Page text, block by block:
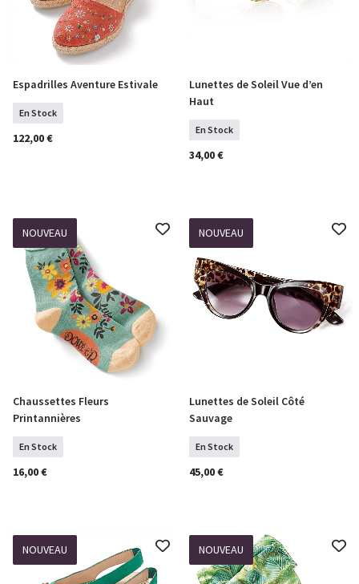
Sélectionner Tailles
Espadrilles Aventure Estivale
En Stock
122,00 €
COMMANDER
Lunettes de Soleil Vue d’en
Haut
En Stock
34,00 €
NOUVEAU
COMMANDER
Chaussettes Fleurs
Printannières
En Stock
16,00 €
NOUVEAU
COMMANDER
Lunettes de Soleil Côté
Sauvage
En Stock
45,00 €
NOUVEAU NOUVEAU